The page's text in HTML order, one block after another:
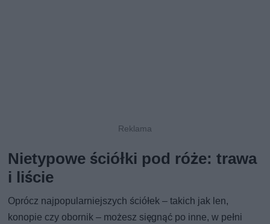
Nietypowe ściółki pod róże: trawa
i liście
Oprócz najpopularniejszych ściółek – takich jak len,
konopie czy obornik – możesz sięgnąć po inne, w pełni